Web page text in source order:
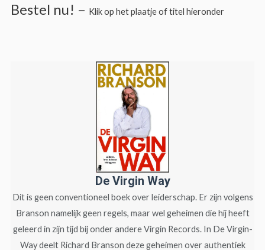
Bestel nu! – Klik op het plaatje of titel hieronder
De Virgin Way
Dit is geen conventioneel boek over leiderschap. Er zijn volgens
Branson namelijk geen regels, maar wel geheimen die hij heeft
geleerd in zijn tijd bij onder andere Virgin Records. In De Virgin-
Way deelt Richard Branson deze geheimen over authentiek